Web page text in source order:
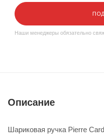
Наши менеджеры обязательно
Описание
Шариковая ручка Pierre